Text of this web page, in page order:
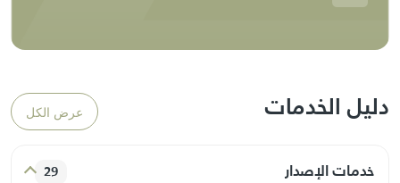
دليل الخدمات عرض الكل
خدمات الإصدار
29